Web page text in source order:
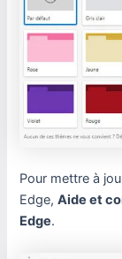
Pour mettre à
Edge,Aide et
Edge.